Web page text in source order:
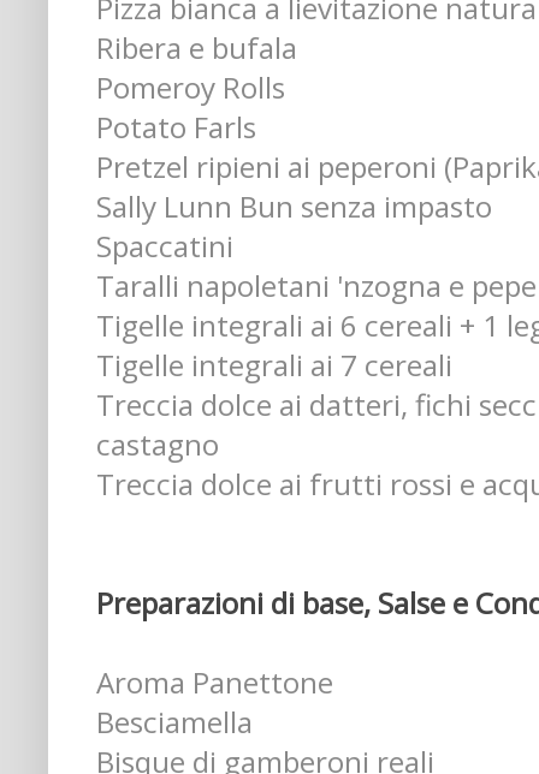
Pizza bianca a lievitazione
Ribera e bufala
Pomeroy Rolls
Potato Farls
Pretzel ripieni ai peperoni
Sally Lunn Bun senza impasto
Spaccatini
Taralli napoletani 'nzogna e pepe
Tigelle integrali ai 6 cereali + 1
Tigelle integrali ai 7 cereali
Treccia dolce ai datteri, fichi
castagno
Treccia dolce ai frutti rossi e
Preparazioni di base, Salse e
Aroma Panettone
Besciamella
Bisque di gamberoni reali